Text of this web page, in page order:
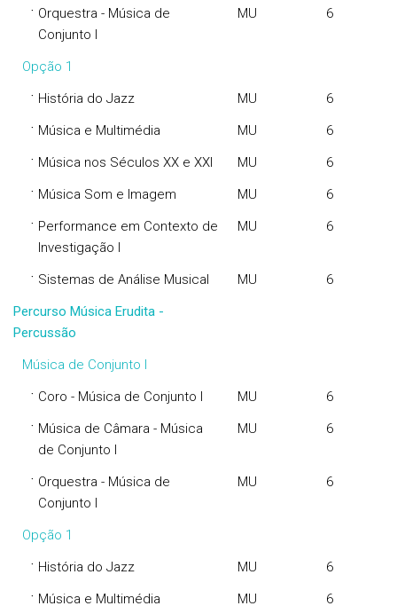
· Orquestra - Música de
Conjunto I
MU 6
Opção 1
· História do Jazz MU 6
· Música e Multimédia MU 6
· Música nos Séculos XX e XXI MU 6
· Música Som e Imagem MU 6
· Performance em Contexto de
Investigação I
MU 6
· Sistemas de Análise Musical MU
6
Percurso Música Erudita -
Percussão
Música de Conjunto I
· Coro - Música de Conjunto I MU 6
· Música de Câmara - Música
de Conjunto I
MU 6
· Orquestra - Música de
Conjunto I
MU 6
Opção 1
· História do Jazz MU 6
· Música e Multimédia MU 6